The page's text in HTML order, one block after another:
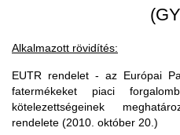
Alkalmazott rövidítés:
EUTR rendelet - az Európai
fatermékeket piaci
kötelezettségeinek
rendelete (2010. október 20.)